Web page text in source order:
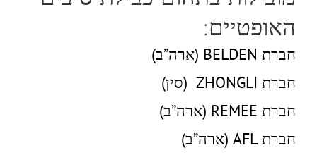
האופטיים:
חברת BELDEN (ארה”ב)
חברת ZHONGLI (סין)
חברת REMEE (ארה”ב)
חברת AFL (ארה”ב)